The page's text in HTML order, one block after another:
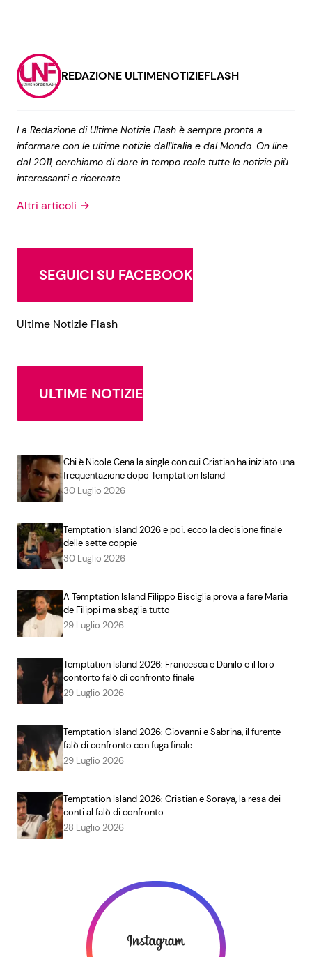
REDAZIONE ULTIMENOTIZIEFLASH
La Redazione di Ultime Notizie Flash è sempre pronta a
informare con le ultime notizie dall'Italia e dal Mondo. On line
dal 2011, cerchiamo di dare in tempo reale tutte le notizie più
interessanti e ricercate.
Altri articoli →
SEGUICI SU FACEBOOK
Ultime Notizie Flash
ULTIME NOTIZIE
Chi è Nicole Cena la single con cui Cristian ha iniziato una
frequentazione dopo Temptation Island
30 Luglio 2026
Temptation Island 2026 e poi: ecco la decisione finale
delle sette coppie
30 Luglio 2026
A Temptation Island Filippo Bisciglia prova a fare Maria
de Filippi ma sbaglia tutto
29 Luglio 2026
Temptation Island 2026: Francesca e Danilo e il loro
contorto falò di confronto finale
29 Luglio 2026
Temptation Island 2026: Giovanni e Sabrina, il furente
falò di confronto con fuga finale
29 Luglio 2026
Temptation Island 2026: Cristian e Soraya, la resa dei
conti al falò di confronto
28 Luglio 2026